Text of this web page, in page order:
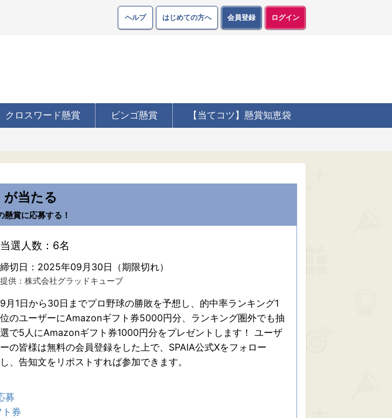
ヘルプ はじめての方へ 会員登録 ログイン
クロスワード懸賞 ビンゴ懸賞 【当てコツ】懸賞知恵袋
が当たる
懸賞に応募する！
当選人数：6名
締切日：2025年09月30日（期限切れ）
提供：株式会社グラッドキューブ
9月1日から30日までプロ野球の勝敗を予想し、的中率ランキング1
位のユーザーにAmazonギフト券5000円分、ランキング圏外でも抽
選で5人にAmazonギフト券1000円分をプレゼントします！ ユーザ
ーの皆様は無料の会員登録をした上で、SPAIA公式Xをフォロー
し、告知文をリポストすれば参加できます。
募
券